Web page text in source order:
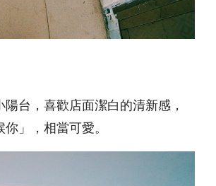
台，喜歡店面潔白的清新感，
」，相當可愛。